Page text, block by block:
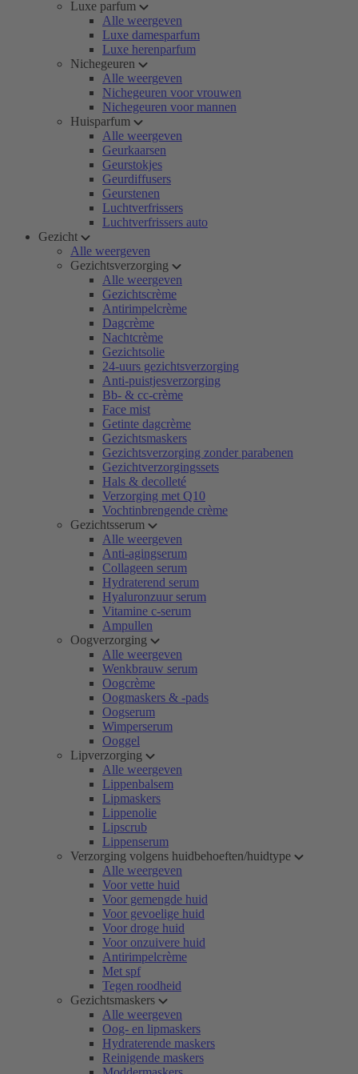
Luxe parfum
Alle weergeven
Luxe damesparfum
Luxe herenparfum
Nichegeuren
Alle weergeven
Nichegeuren voor vrouwen
Nichegeuren voor mannen
Huisparfum
Alle weergeven
Geurkaarsen
Geurstokjes
Geurdiffusers
Geurstenen
Luchtverfrissers
Luchtverfrissers auto
Gezicht
Alle weergeven
Gezichtsverzorging
Alle weergeven
Gezichtscrème
Antirimpelcrème
Dagcrème
Nachtcrème
Gezichtsolie
24-uurs gezichtsverzorging
Anti-puistjesverzorging
Bb- & cc-crème
Face mist
Getinte dagcrème
Gezichtsmaskers
Gezichtsverzorging zonder parabenen
Gezichtverzorgingssets
Hals & decolleté
Verzorging met Q10
Vochtinbrengende crème
Gezichtsserum
Alle weergeven
Anti-agingserum
Collageen serum
Hydraterend serum
Hyaluronzuur serum
Vitamine c-serum
Ampullen
Oogverzorging
Alle weergeven
Wenkbrauw serum
Oogcrème
Oogmaskers & -pads
Oogserum
Wimperserum
Ooggel
Lipverzorging
Alle weergeven
Lippenbalsem
Lipmaskers
Lippenolie
Lipscrub
Lippenserum
Verzorging volgens huidbehoeften/huidtype
Alle weergeven
Voor vette huid
Voor gemengde huid
Voor gevoelige huid
Voor droge huid
Voor onzuivere huid
Antirimpelcrème
Met spf
Tegen roodheid
Gezichtsmaskers
Alle weergeven
Oog- en lipmaskers
Hydraterende maskers
Reinigende maskers